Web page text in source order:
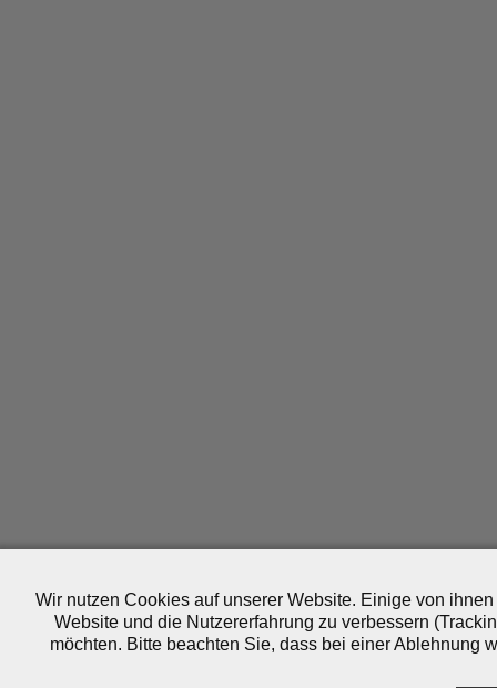
Wir nutzen Cookies auf unserer Website. Einige von
Website und die Nutzererfahrung zu verbessern
möchten. Bitte beachten Sie, dass bei einer Ablehnung